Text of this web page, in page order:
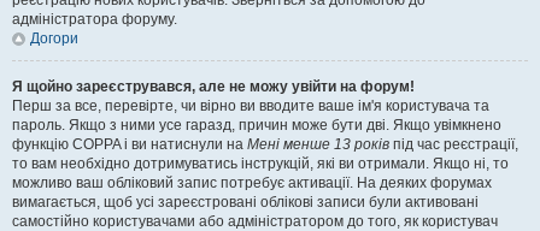
адміністратора форуму.
Догори
Я щойно зареєструвався, але не можу увійти на форум!
Перш за все, перевірте, чи вірно ви вводите ваше ім'я користувача та
пароль. Якщо з ними усе гаразд, причин може бути дві. Якщо увімкнено
функцію COPPA і ви натиснули на Мені менше 13 років під час реєстрації,
то вам необхідно дотримуватись інструкцій, які ви отримали. Якщо ні, то
можливо ваш обліковий запис потребує активації. На деяких форумах
вимагається, щоб усі зареєстровані облікові записи були активовані
самостійно користувачами або адміністратором до того, як користувач